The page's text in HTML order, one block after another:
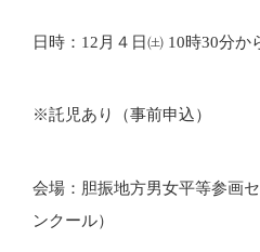
日時：12月４日㈯ 10時30分か
※託児あり（事前申込）
会場：胆振地方男女平等参画
ンクール）